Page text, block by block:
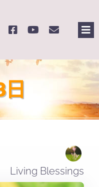
Living Blessings